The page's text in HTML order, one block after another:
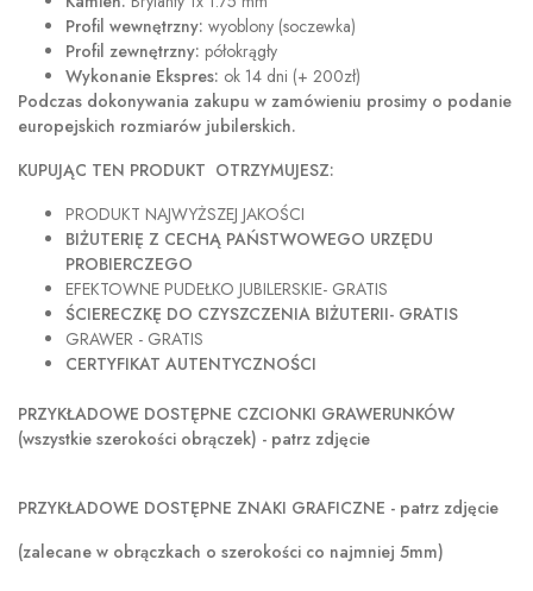
Profil wewnętrzny: wyoblony (soczewka)
Profil zewnętrzny: półokrągły
Wykonanie Ekspres: ok 14 dni (+ 200zł)
Podczas dokonywania zakupu w zamówieniu prosimy o podanie
europejskich rozmiarów jubilerskich.
KUPUJĄC TEN PRODUKT OTRZYMUJESZ:
PRODUKT NAJWYŻSZEJ JAKOŚCI
BIŻUTERIĘ Z CECHĄ PAŃSTWOWEGO URZĘDU
PROBIERCZEGO
EFEKTOWNE PUDEŁKO JUBILERSKIE- GRATIS
ŚCIERECZKĘ DO CZYSZCZENIA BIŻUTERII- GRATIS
GRAWER - GRATIS
CERTYFIKAT AUTENTYCZNOŚCI
PRZYKŁADOWE DOSTĘPNE CZCIONKI GRAWERUNKÓW
(wszystkie szerokości obrączek) - patrz zdjęcie
PRZYKŁADOWE DOSTĘPNE ZNAKI GRAFICZNE - patrz zdjęcie
(zalecane w obrączkach o szerokości co najmniej 5mm)